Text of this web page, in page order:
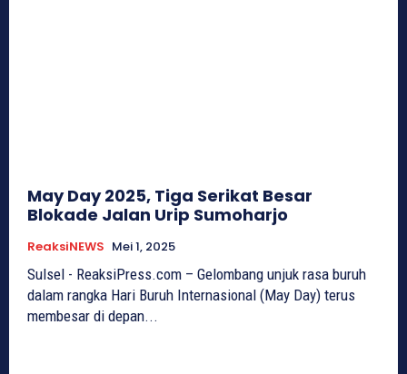
May Day 2025, Tiga Serikat Besar
Blokade Jalan Urip Sumoharjo
ReaksiNEWS Mei 1, 2025
Sulsel - ReaksiPress.com – Gelombang unjuk rasa buruh
dalam rangka Hari Buruh Internasional (May Day) terus
membesar di depan...